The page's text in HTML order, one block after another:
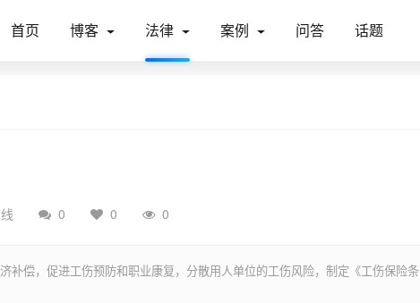
首页 博客 法律 案例 问答 话题
0 0 0
补偿，促进工伤预防和职业康复，分散用人单位的工伤风险，制定《工伤保险条